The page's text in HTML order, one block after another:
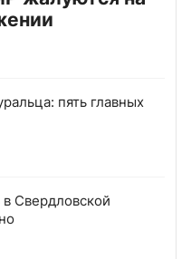
пять главных
в Свердловской